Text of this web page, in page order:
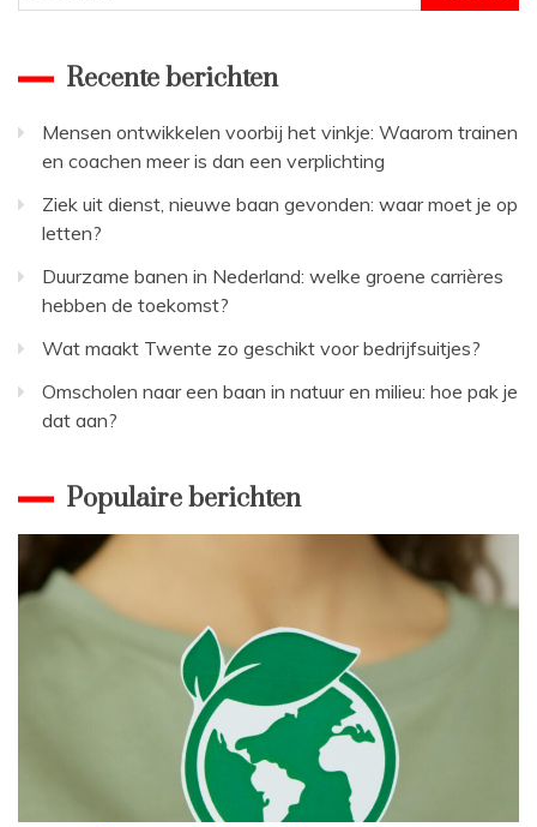
naar:
Recente berichten
Mensen ontwikkelen voorbij het vinkje: Waarom trainen
en coachen meer is dan een verplichting
Ziek uit dienst, nieuwe baan gevonden: waar moet je op
letten?
Duurzame banen in Nederland: welke groene carrières
hebben de toekomst?
Wat maakt Twente zo geschikt voor bedrijfsuitjes?
Omscholen naar een baan in natuur en milieu: hoe pak je
dat aan?
Populaire berichten